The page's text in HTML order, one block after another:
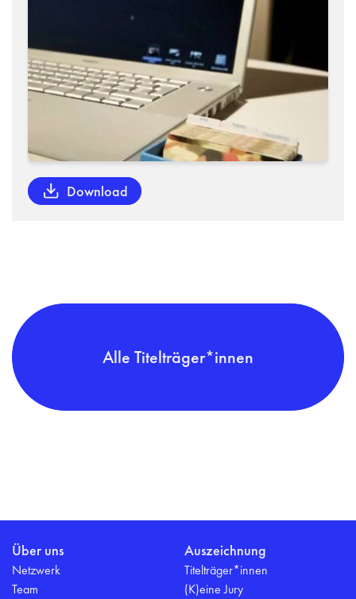
Download
Alle Titelträger*innen
Über uns
Netzwerk
Team
Auszeichnung
Titelträger*innen
(K)eine Jury